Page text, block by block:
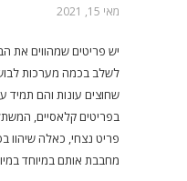
מאי 15, 2021
יש פריטים שמהווים את
לשלב בכמה מערכות
שחוצים עונות והם תמיד
בפריטים קלאסיים,
פריט נצחי, כאלה שיהוו
מחבבת אותם במיוחד